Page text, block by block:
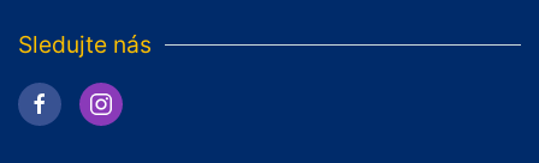
Sledujte nás